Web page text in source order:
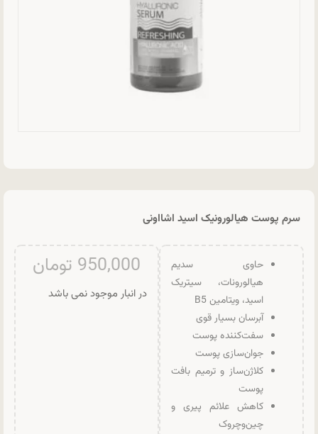
سرم پوست هیالورونیک اسید اشااونی
حاوی سدیم
هیالورونات، سیتریک
اسید، ویتامین B5
آبرسان بسیار قوی
سفت‌کننده پوست
جوان‌سازی پوست
کلاژن‌ساز و ترمیم بافت
پوست
کاهش علائم پیری و
چین‌وچروک
950,000 تومان
در انبار موجود نمی باشد